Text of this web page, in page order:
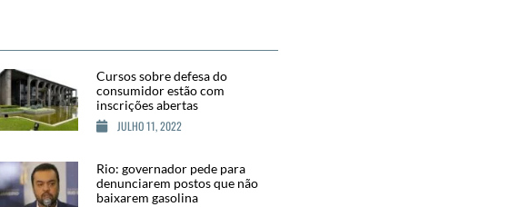
Cursos sobre defesa do
consumidor estão com
inscrições abertas
JULHO 11, 2022
Rio: governador pede para
denunciarem postos que não
baixarem gasolina